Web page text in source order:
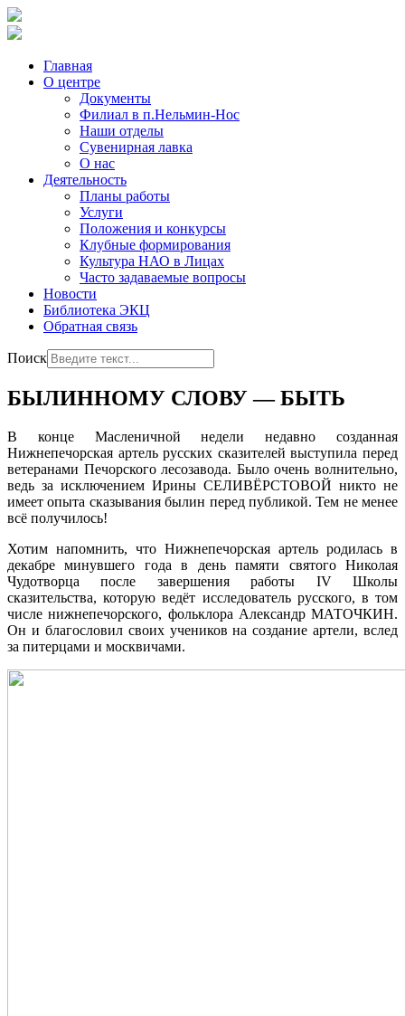
Главная
О центре
Документы
Филиал в п.Нельмин-Нос
Наши отделы
Сувенирная лавка
О нас
Деятельность
Планы работы
Услуги
Положения и конкурсы
Клубные формирования
Культура НАО в Лицах
Часто задаваемые вопросы
Новости
Библиотека ЭКЦ
Обратная связь
Поиск
БЫЛИННОМУ СЛОВУ — БЫТЬ
В конце Масленичной недели недавно созданная
Нижнепечорская артель русских сказителей выступила перед
ветеранами Печорского лесозавода. Было очень волнительно,
ведь за исключением Ирины СЕЛИВЁРСТОВОЙ никто не
имеет опыта сказывания былин перед публикой. Тем не менее
всё получилось!
Хотим напомнить, что Нижнепечорская артель родилась в
декабре минувшего года в день памяти святого Николая
Чудотворца после завершения работы IV Школы
сказительства, которую ведёт исследователь русского, в том
числе нижнепечорского, фольклора Александр МАТОЧКИН.
Он и благословил своих учеников на создание артели, вслед
за питерцами и москвичами.